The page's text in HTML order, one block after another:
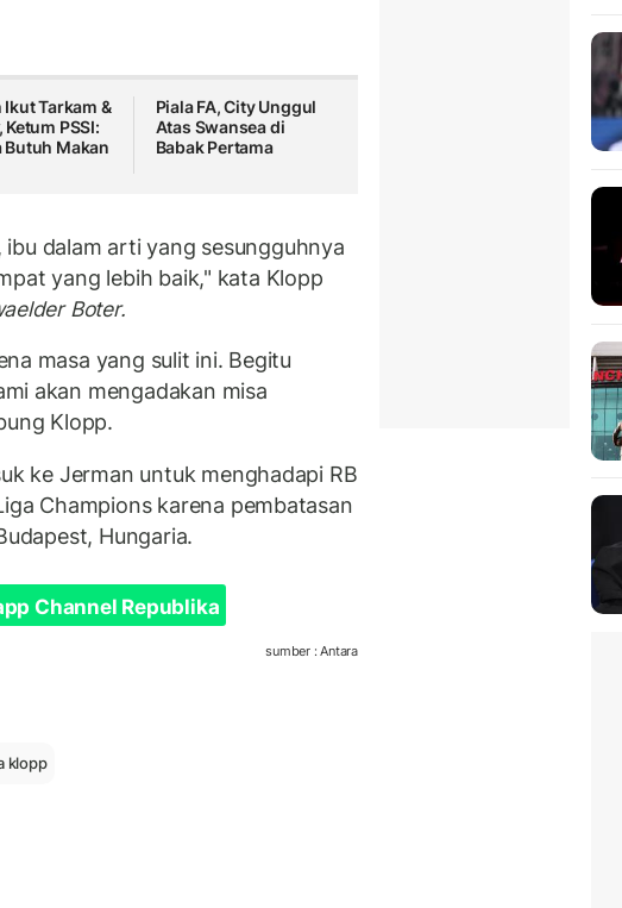
Ikut Tarkam &
Ketum PSSI:
Butuh Makan
Piala FA, City Unggul
Atas Swansea di
Babak Pertama
dalam arti yang sesungguhnya
yang lebih baik," kata Klopp
Boter.
masa yang sulit ini. Begitu
akan mengadakan misa
Klopp.
ke Jerman untuk menghadapi RB
Champions karena pembatasan
Hungaria.
Channel Republika
sumber : Antara
klopp